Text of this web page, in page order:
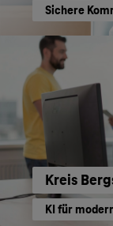
Sichere
Kreis
KI für